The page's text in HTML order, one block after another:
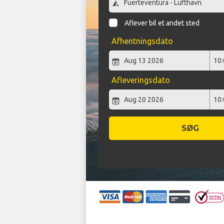
Aflever bil et andet sted
Afhentningsdato
Afleveringsdato
SØG